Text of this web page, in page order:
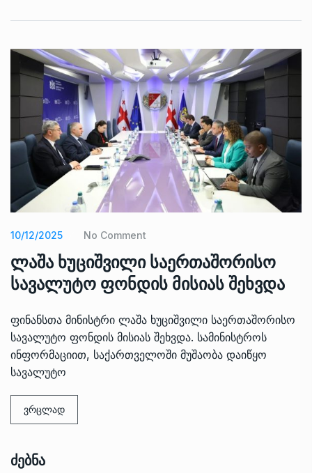
10/12/2025 No Comment
ლაშა ხუციშვილი საერთაშორისო
სავალუტო ფონდის მისიას შეხვდა
ფინანსთა მინისტრი ლაშა ხუციშვილი საერთაშორისო
სავალუტო ფონდის მისიას შეხვდა. სამინისტროს
ინფორმაციით, საქართველოში მუშაობა დაიწყო
სავალუტო
ვრცლად
Ძებნა